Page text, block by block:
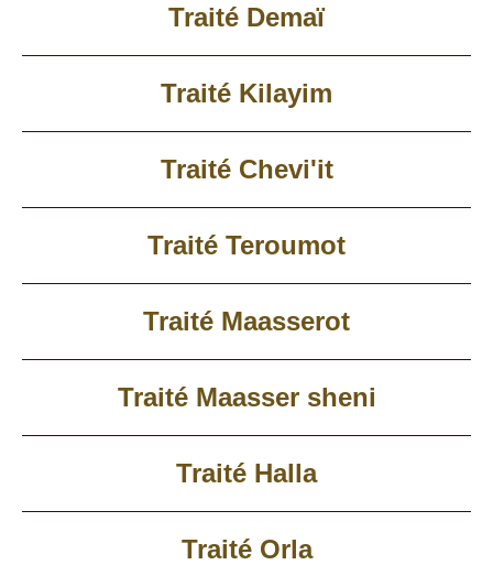
Traité Demaï
Traité Kilayim
Traité Chevi'it
Traité Teroumot
Traité Maasserot
Traité Maasser sheni
Traité Halla
Traité Orla